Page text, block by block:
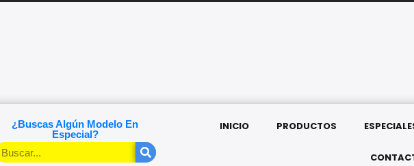
¿Buscas Algún Modelo En
Especial?
INICIO PRODUCTOS